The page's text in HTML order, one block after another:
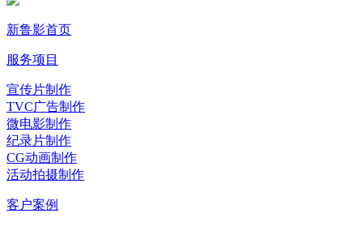
新鲁影首页
服务项目
宣传片制作
TVC广告制作
微电影制作
纪录片制作
CG动画制作
活动拍摄制作
客户案例